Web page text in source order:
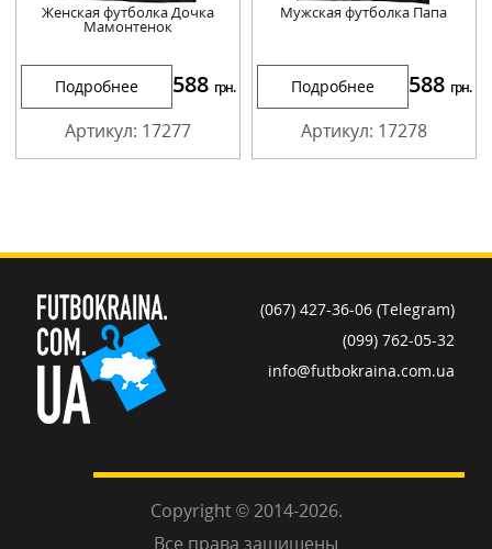
Женская футболка Дочка
Мамонтенок
Подробнее 588 грн.
Артикул: 17277
Мужская футболка Папа
Подробнее 588 грн.
Артикул: 17278
(067) 427-36-06 (Telegram)
(099) 762-05-32
info@futbokraina.com.ua
Copyright © 2014-2026.
Все права защищены